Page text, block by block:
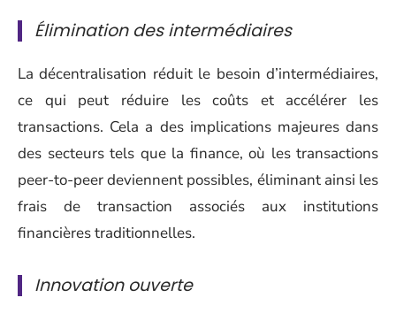
Élimination des intermédiaires
La décentralisation réduit le besoin d’intermédiaires,
ce qui peut réduire les coûts et accélérer les
transactions. Cela a des implications majeures dans
des secteurs tels que la finance, où les transactions
peer-to-peer deviennent possibles, éliminant ainsi les
frais de transaction associés aux institutions
financières traditionnelles.
Innovation ouverte